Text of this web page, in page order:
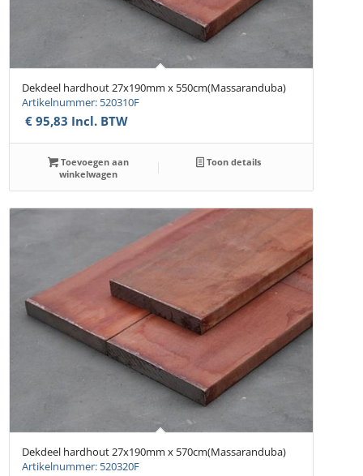
Dekdeel hardhout 27x190mm x 550cm(Massaranduba)
Artikelnummer: 520310F
€ 95,83 Incl. BTW
Toevoegen aan
winkelwagen
Toon details
Dekdeel hardhout 27x190mm x 570cm(Massaranduba)
Artikelnummer: 520320F